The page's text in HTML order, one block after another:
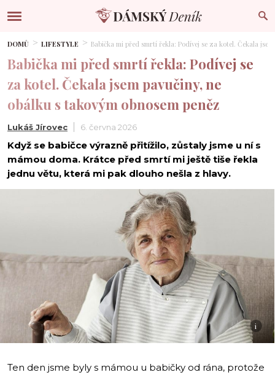
DOMŮ LIFESTYLE Babička mi před smrtí řekla: Podívej se za kotel. Čekala
Babička mi před smrtí řekla: Podívej se
za kotel. Čekala jsem pavučiny, ne
obálku s takovým obnosem peněz
Lukáš Jírovec 6. června 2026
Když se babičce výrazně přitížilo, zůstaly jsme u ní s
mámou doma. Krátce před smrtí mi ještě tiše řekla
jednu větu, která mi pak dlouho nešla z hlavy.
i
Ten den jsme byly s mámou u babičky od rána, protože